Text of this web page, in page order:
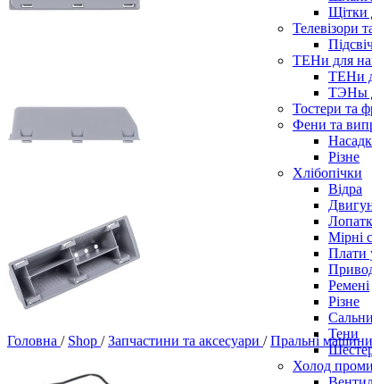
Щітки
Телевізори
ТЕНи для
ТЕНи
ТЭНы
Тостери та
Фени та
Різне
Хлібопічки
Відра
Мірні
Плати
Ремені
Різне
Тени
Холод
Головна / Shop / Запчастини та аксесуари / Пральні машини